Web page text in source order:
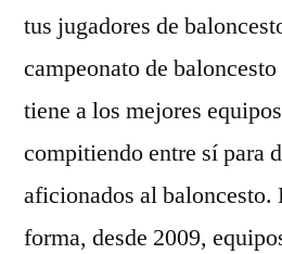
tus jugadores de
campeonato de
tiene a los mejores
compitiendo entre sí para
aficionados al baloncesto.
forma, desde 2009,